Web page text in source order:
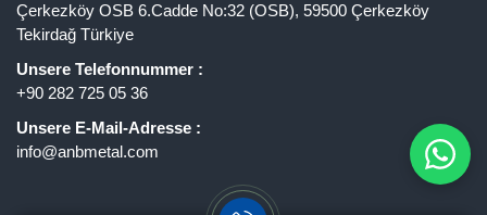
Çerkezköy OSB 6.Cadde No:32 (OSB), 59500 Çerkezköy
Tekirdağ Türkiye
Unsere Telefonnummer :
+90 282 725 05 36
Unsere E-Mail-Adresse :
info@anbmetal.com